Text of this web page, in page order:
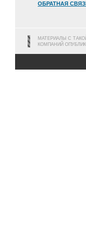
ОБРАТНАЯ
МАТЕРИАЛЫ С
КОМПАНИЙ